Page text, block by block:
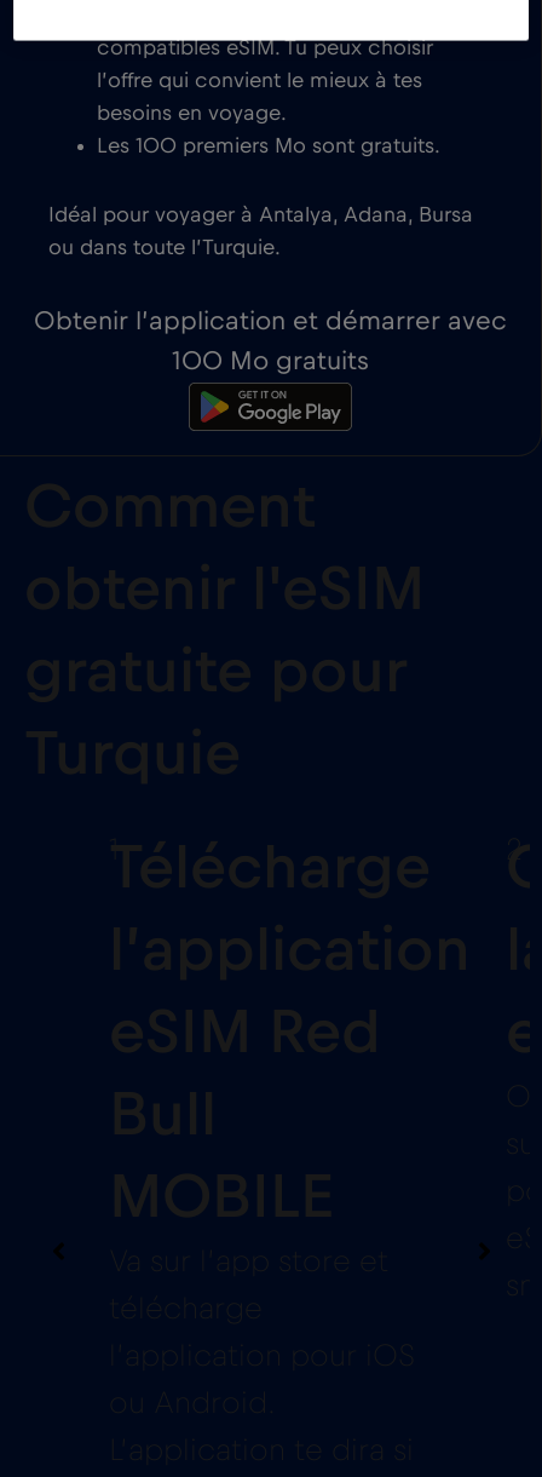
compatibles eSIM. Tu peux choisir
l’offre qui convient le mieux à tes
besoins en voyage.
Les 100 premiers Mo sont gratuits.
Idéal pour voyager à Antalya, Adana, Bursa
ou dans toute l’Turquie.
Obtenir l’application et démarrer avec
100 Mo gratuits
Comment
obtenir l'eSIM
gratuite pour
Turquie
1
Télécharge
l’application
eSIM Red
Bull
MOBILE
Va sur l’app store et
télécharge
l’application pour iOS
ou Android.
L’application te dira si
2